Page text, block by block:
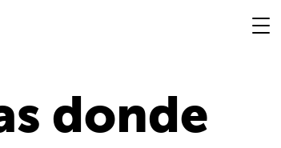
donde